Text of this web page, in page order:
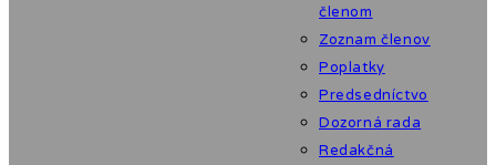
členom
Zoznam členov
Poplatky
Predsedníctvo
Dozorná rada
Redakčná